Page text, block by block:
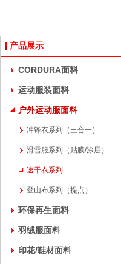
产品展示
CORDURA面料
运动服装面料
户外运动服面料
冲锋衣系列（三合一）
滑雪服系列（贴膜/涂层）
速干衣系列
登山布系列（提点）
环保再生面料
羽绒服面料
印花/鞋材面料